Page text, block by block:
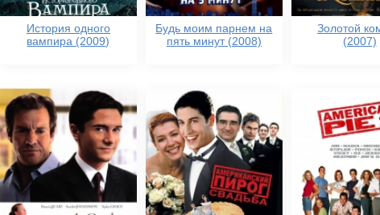
История одного
вампира (2009)
Будь моим парнем на
пять минут (2008)
Золотой
(2007)